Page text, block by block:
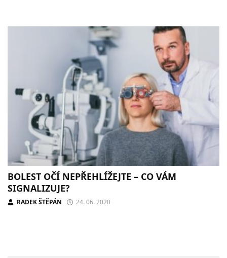
BOLEST OČÍ NEPŘEHLÍŽEJTE – CO VÁM
SIGNALIZUJE?
RADEK ŠTĚPÁN 24. 06. 2020